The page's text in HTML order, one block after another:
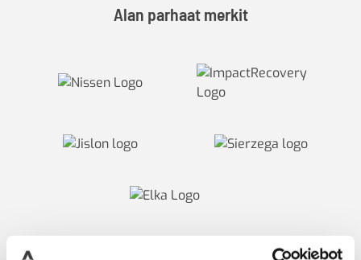
Alan parhaat merkit